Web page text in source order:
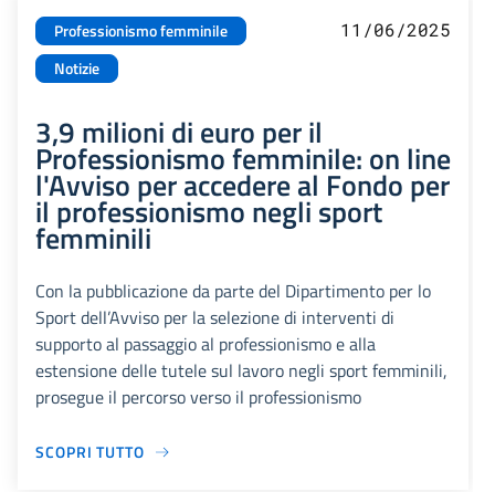
Professionismo femminile
Notizie
11/06/2025
3,9 milioni di euro per il
Professionismo femminile: on line
l'Avviso per accedere al Fondo per
il professionismo negli sport
femminili
Con la pubblicazione da parte del Dipartimento per lo
Sport dell’Avviso per la selezione di interventi di
supporto al passaggio al professionismo e alla
estensione delle tutele sul lavoro negli sport femminili,
prosegue il percorso verso il professionismo
SCOPRI TUTTO